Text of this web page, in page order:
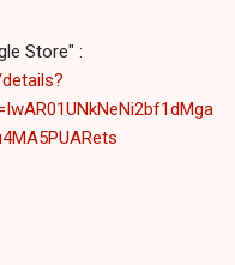
Store" :